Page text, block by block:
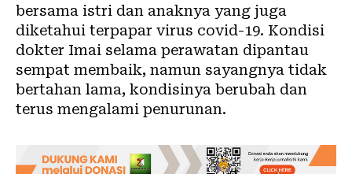
bersama istri dan anaknya yang juga
diketahui terpapar virus covid-19. Kondisi
dokter Imai selama perawatan dipantau
sempat membaik, namun sayangnya tidak
bertahan lama, kondisinya berubah dan
terus mengalami penurunan.